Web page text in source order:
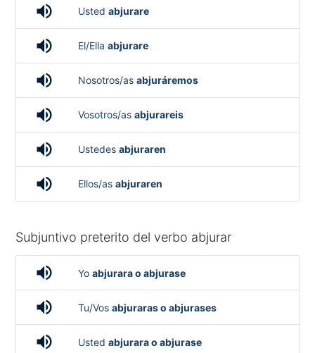
volume_up Usted abjurare
volume_up El/Ella abjurare
volume_up Nosotros/as abjuráremos
volume_up Vosotros/as abjurareis
volume_up Ustedes abjuraren
volume_up Ellos/as abjuraren
Subjuntivo preterito del verbo abjurar
volume_up Yo abjurara o abjurase
volume_up Tu/Vos abjuraras o abjurases
volume_up Usted abjurara o abjurase